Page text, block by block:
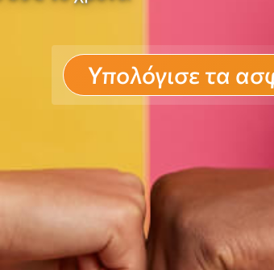
Υπολόγισε τα